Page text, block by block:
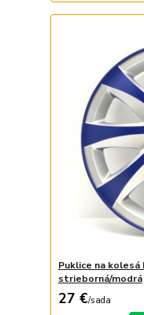
Puklice na kolesá
strieborná/modrá
27 €/sada